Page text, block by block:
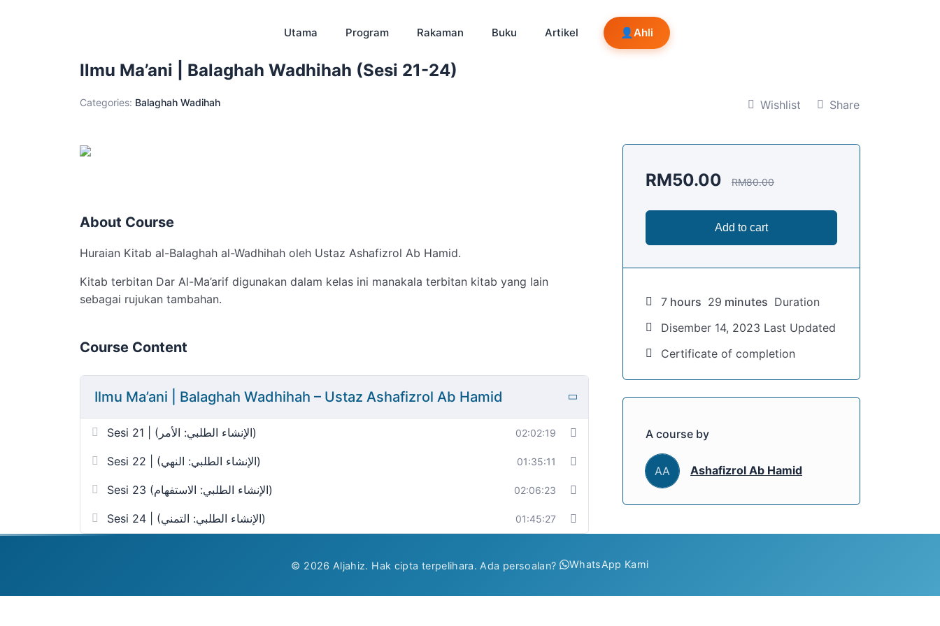
Utama Program Rakaman Buku Artikel 👤 Ahli
Ilmu Ma’ani | Balaghah Wadhihah (Sesi 21-24)
Categories: Balaghah Wadihah Wishlist Share
About Course
Huraian Kitab al-Balaghah al-Wadhihah oleh Ustaz Ashafizrol Ab Hamid.
Kitab terbitan Dar Al-Ma’arif digunakan dalam kelas ini manakala terbitan kitab yang lain
sebagai rujukan tambahan.
Course Content
Ilmu Ma’ani | Balaghah Wadhihah – Ustaz Ashafizrol Ab Hamid
Sesi 21 | (الإنشاء الطلبي: الأمر) 02:02:19
Sesi 22 | (الإنشاء الطلبي: النهي) 01:35:11
Sesi 23 (الإنشاء الطلبي: الاستفهام) 02:06:23
Sesi 24 | (الإنشاء الطلبي: التمني) 01:45:27
RM50.00 RM80.00
Add to cart
7 hours 29 minutes Duration
Disember 14, 2023 Last Updated
Certificate of completion
A course by
AA Ashafizrol Ab Hamid
© 2026 Aljahiz. Hak cipta terpelihara. Ada persoalan? WhatsApp Kami